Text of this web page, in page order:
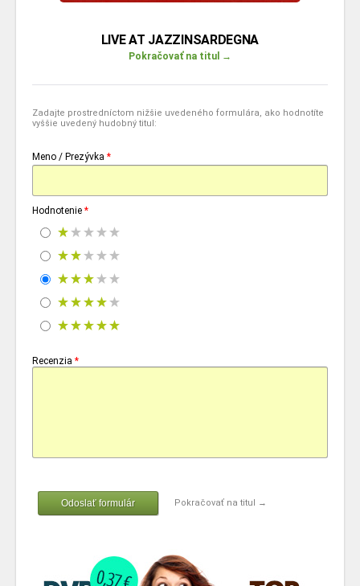
LIVE AT JAZZINSARDEGNA
Pokračovať na titul →
Zadajte prostredníctom nižšie uvedeného formulára, ako hodnotíte
vyššie uvedený hudobný titul:
Meno / Prezývka *
Hodnotenie *
Recenzia *
Odoslať formulár Pokračovať na titul →